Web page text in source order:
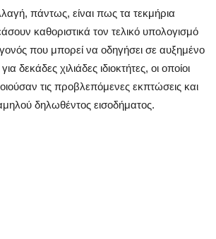
πάντως, είναι πως τα τεκμήρια
καθοριστικά τον τελικό υπολογισμό
που μπορεί να οδηγήσει σε αυξημένο
δεκάδες χιλιάδες ιδιοκτήτες, οι οποίοι
τις προβλεπόμενες εκπτώσεις και
δηλωθέντος εισοδήματος.